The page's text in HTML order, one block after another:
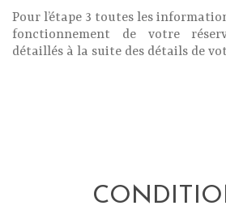
Pour l’étape 3 toutes les
fonctionnement de votre
détaillés à la suite des détails de